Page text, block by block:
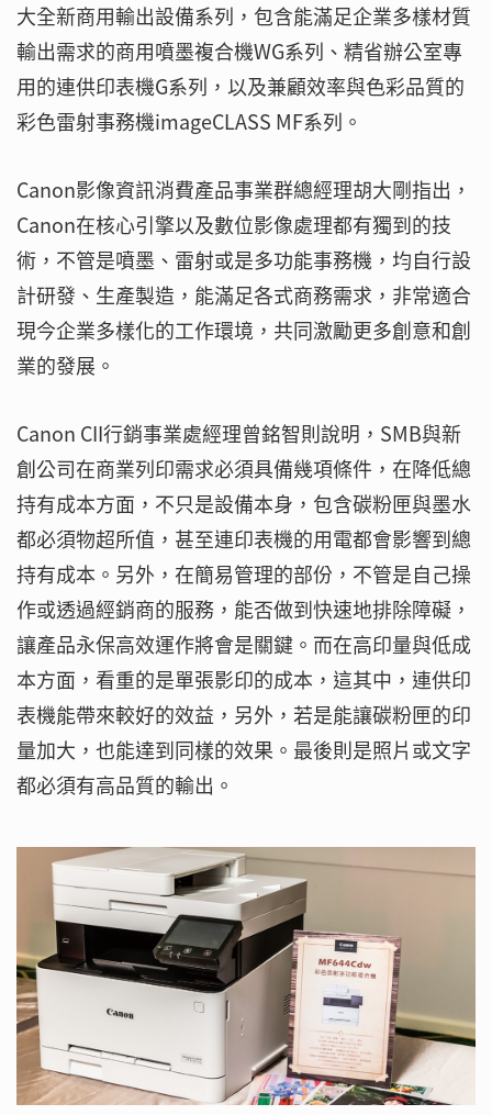
大全新商用輸出設備系列，包含能滿足企業多樣材質
輸出需求的商用噴墨複合機WG系列、精省辦公室專
用的連供印表機G系列，以及兼顧效率與色彩品質的
彩色雷射事務機imageCLASS MF系列。
Canon影像資訊消費產品事業群總經理胡大剛指出，
Canon在核心引擎以及數位影像處理都有獨到的技
術，不管是噴墨、雷射或是多功能事務機，均自行設
計研發、生產製造，能滿足各式商務需求，非常適合
現今企業多樣化的工作環境，共同激勵更多創意和創
業的發展。
Canon CII行銷事業處經理曾銘智則說明，SMB與新
創公司在商業列印需求必須具備幾項條件，在降低總
持有成本方面，不只是設備本身，包含碳粉匣與墨水
都必須物超所值，甚至連印表機的用電都會影響到總
持有成本。另外，在簡易管理的部份，不管是自己操
作或透過經銷商的服務，能否做到快速地排除障礙，
讓產品永保高效運作將會是關鍵。而在高印量與低成
本方面，看重的是單張影印的成本，這其中，連供印
表機能帶來較好的效益，另外，若是能讓碳粉匣的印
量加大，也能達到同樣的效果。最後則是照片或文字
都必須有高品質的輸出。